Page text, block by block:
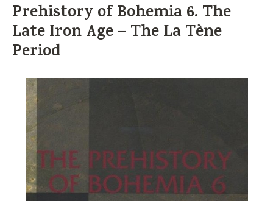
Prehistory of Bohemia 6. The
Late Iron Age – The La Tène
Period